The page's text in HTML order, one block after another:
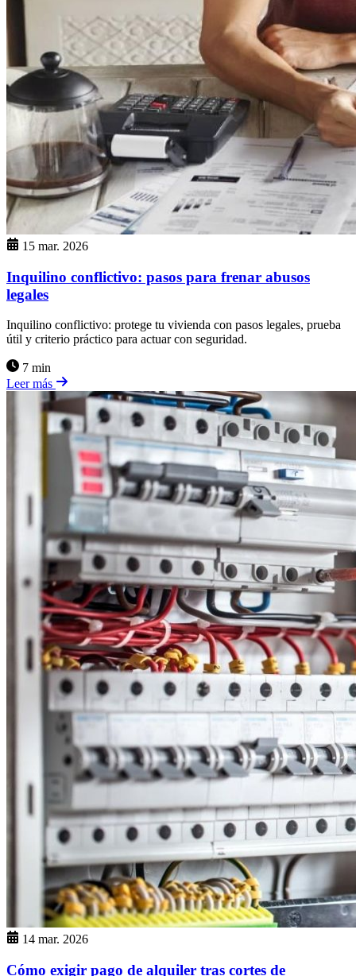
15 mar. 2026
Inquilino conflictivo: pasos para frenar abusos
legales
Inquilino conflictivo: protege tu vivienda con pasos legales, prueba
útil y criterio práctico para actuar con seguridad.
7 min
Leer más
14 mar. 2026
Cómo exigir pago de alquiler tras cortes de